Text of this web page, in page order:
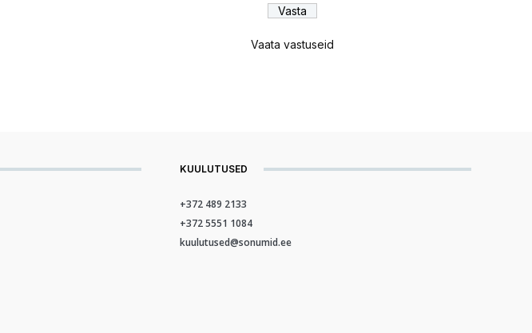
Vaata vastuseid
KUULUTUSED
+372 489 2133
+372 5551 1084
kuulutused@sonumid.ee